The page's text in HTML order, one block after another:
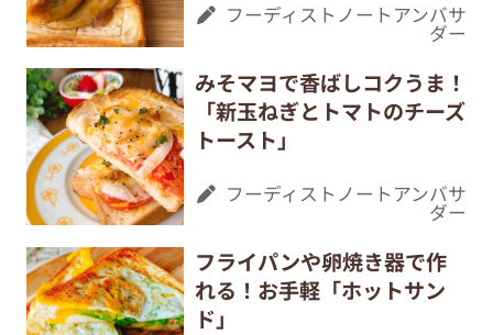
フーディストノートアンバサ
ダー
みそマヨで香ばしコクうま！
「新玉ねぎとトマトのチーズ
トースト」
フーディストノートアンバサ
ダー
フライパンや卵焼き器で作
れる！お手軽「ホットサン
ド」